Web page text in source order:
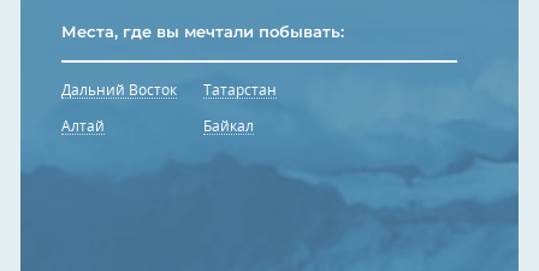
Места, где вы мечтали побывать:
Дальний Восток
Алтай
Татарстан
Байкал